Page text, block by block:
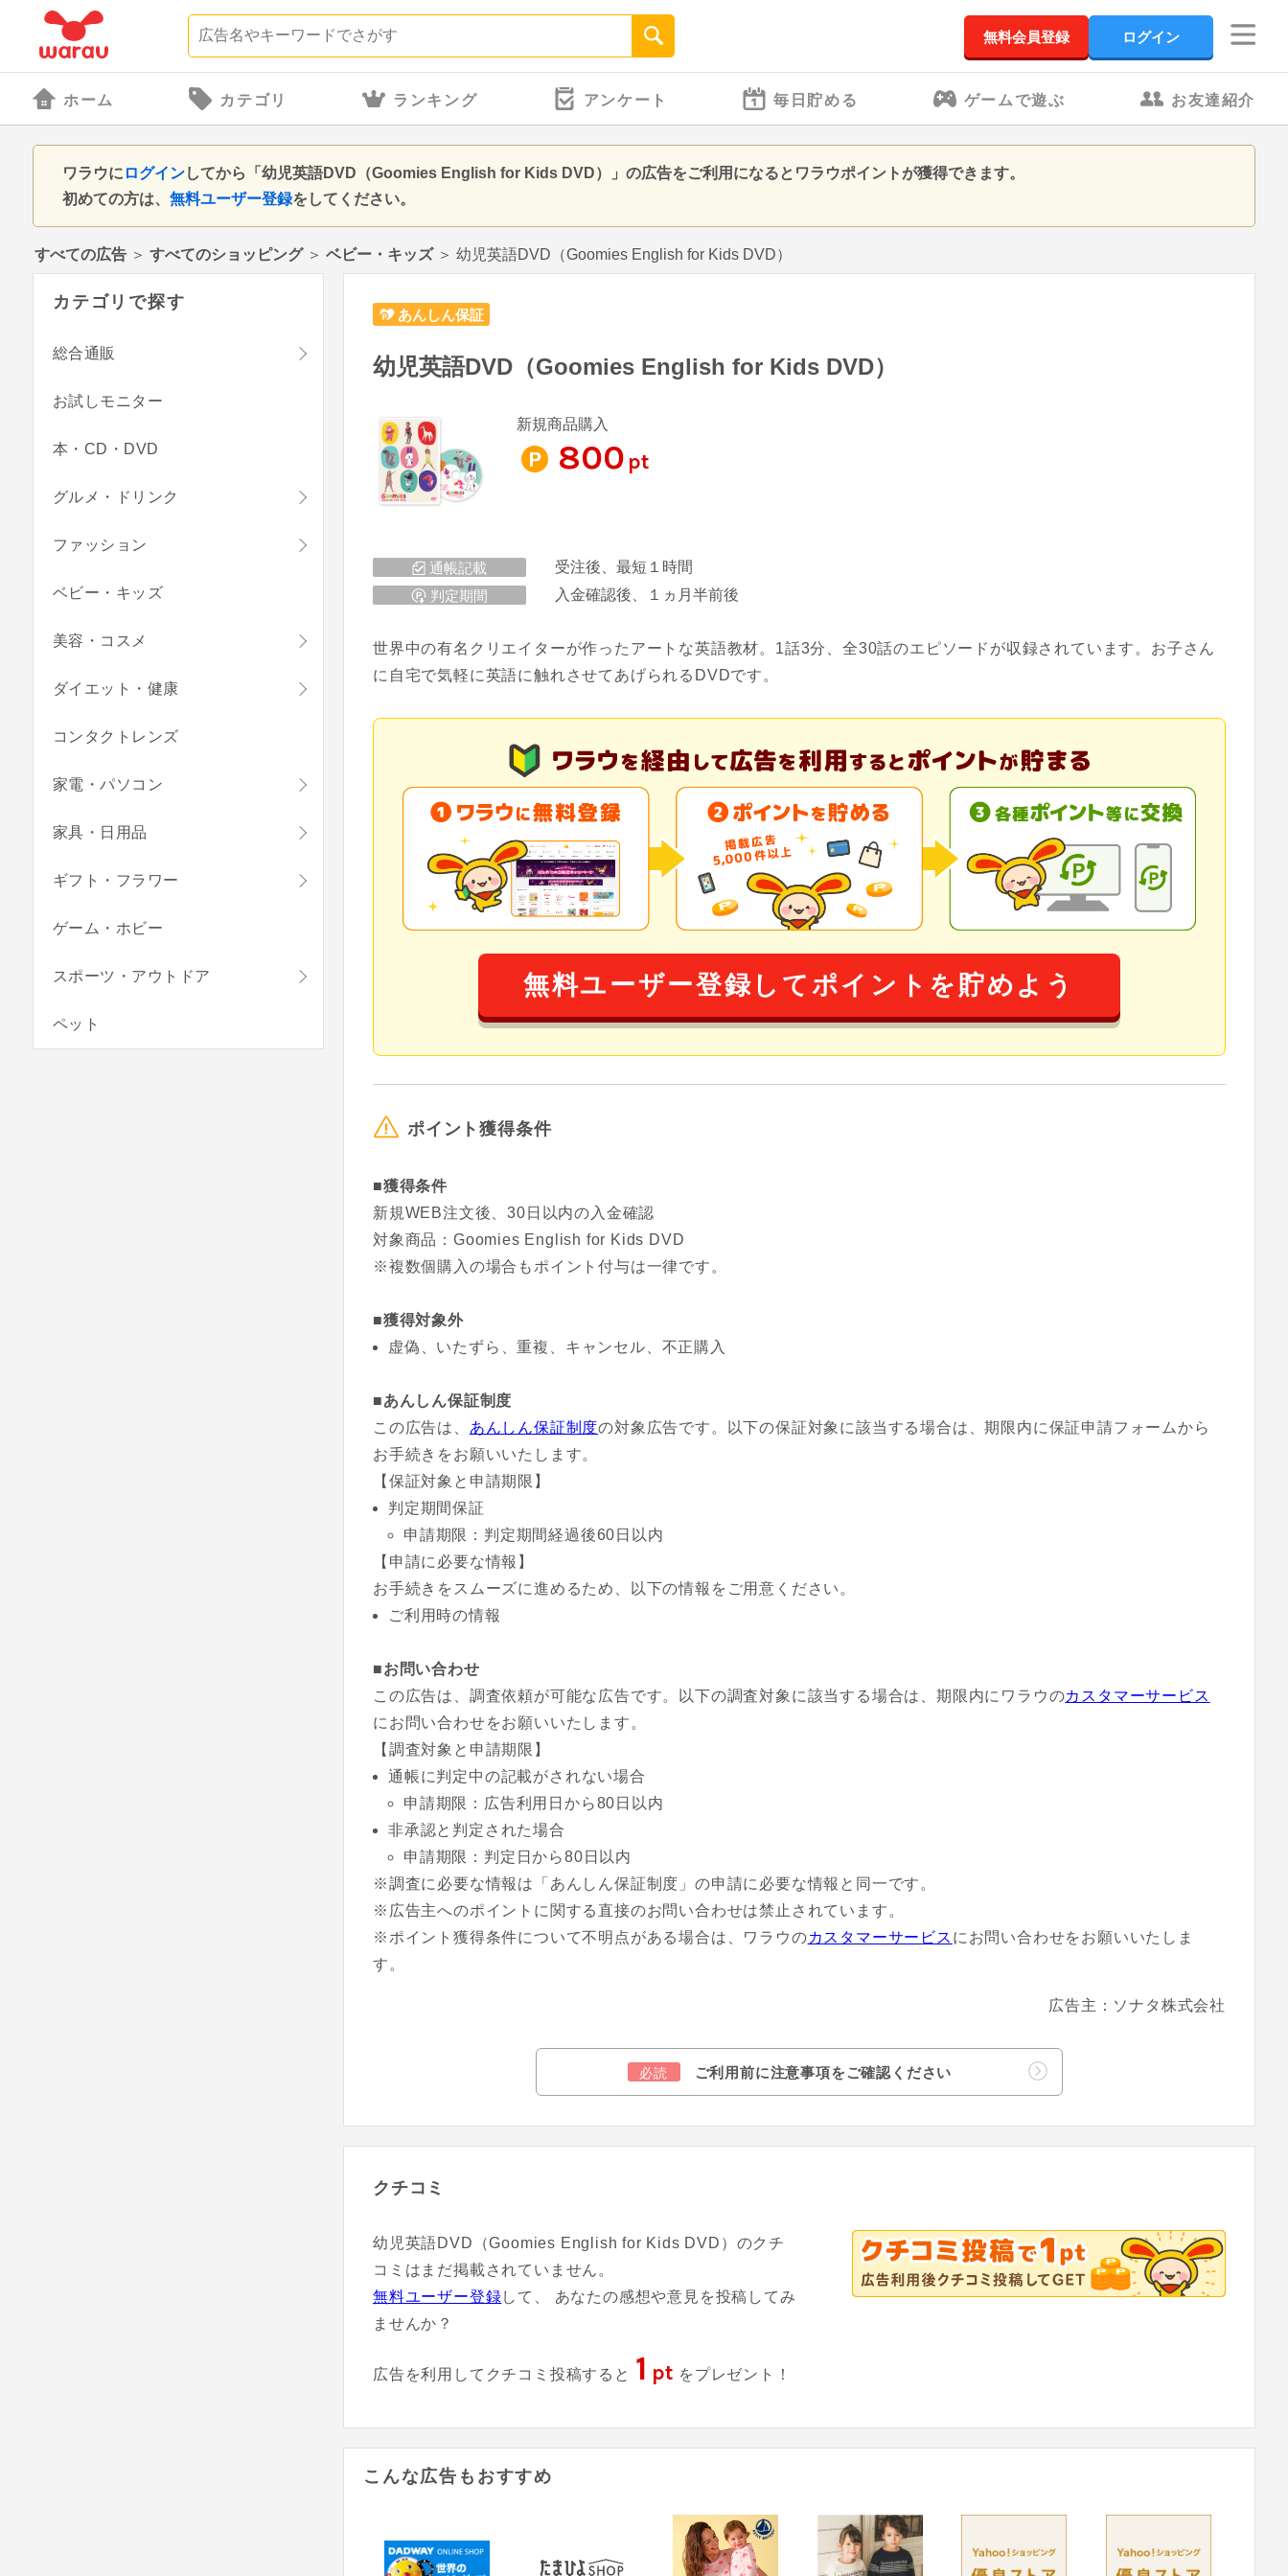
無料会員登録 ログイン
ホーム カテゴリ ランキング アンケート 毎日貯める ゲームで遊ぶ お友達紹介
ワラウに ログインしてから「幼児英語DVD（Goomies English for Kids DVD）」の広告をご利用になるとワラウポイントが獲得できます。
初めての方は、 無料ユーザー登録をしてください。
すべての広告 ＞ すべてのショッピング＞ ベビー・キッズ＞ 幼児英語DVD（Goomies English for Kids DVD）
あんしん保証
幼児英語DVD（Goomies English for Kids DVD）
新規商品購入
800 pt
通帳記載
受注後、最短１時間
判定期間
入金確認後、１ヵ月半前後
世界中の有名クリエイターが作ったアートな英語教材。1話3分、全30話のエピソードが収録されています。お子さん
に自宅で気軽に英語に触れさせてあげられるDVDです。
無料ユーザー登録してポイントを貯めよう
ポイント獲得条件
■獲得条件
新規WEB注文後、30日以内の入金確認
対象商品：Goomies English for Kids DVD
※複数個購入の場合もポイント付与は一律です。
■獲得対象外
虚偽、いたずら、重複、キャンセル、不正購入
■あんしん保証制度
この広告は、 あんしん保証制度の対象広告です。以下の保証対象に該当する場合は、期限内に保証申請フォームから
お手続きをお願いいたします。
【保証対象と申請期限】
判定期間保証
申請期限：判定期間経過後60日以内
【申請に必要な情報】
お手続きをスムーズに進めるため、以下の情報をご用意ください。
ご利用時の情報
■お問い合わせ
この広告は、調査依頼が可能な広告です。以下の調査対象に該当する場合は、期限内にワラウのカスタマーサービス
にお問い合わせをお願いいたします。
【調査対象と申請期限】
通帳に判定中の記載がされない場合
申請期限：広告利用日から80日以内
非承認と判定された場合
申請期限：判定日から80日以内
※調査に必要な情報は「あんしん保証制度」の申請に必要な情報と同一です。
※広告主へのポイントに関する直接のお問い合わせは禁止されています。
※ポイント獲得条件について不明点がある場合は、ワラウのカスタマーサービス にお問い合わせをお願いいたしま
す。
広告主：ソナタ株式会社
必読 ご利用前に注意事項をご確認ください
クチコミ
幼児英語DVD（Goomies English for Kids DVD）のクチ
コミはまだ掲載されていません。
無料ユーザー登録して、 あなたの感想や意見を投稿してみ
ませんか？
広告を利用してクチコミ投稿すると 1 pt をプレゼント！
こんな広告もおすすめ
カテゴリで探す
総合通販
お試しモニター
本・CD・DVD
グルメ・ドリンク
ファッション
ベビー・キッズ
美容・コスメ
ダイエット・健康
コンタクトレンズ
家電・パソコン
家具・日用品
ギフト・フラワー
ゲーム・ホビー
スポーツ・アウトドア
ペット